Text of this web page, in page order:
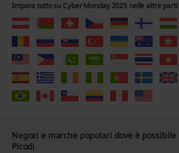
Impara tutto su Cyber Monday 2025 nelle altre
Negozi e marche popolari dove è
Picodi